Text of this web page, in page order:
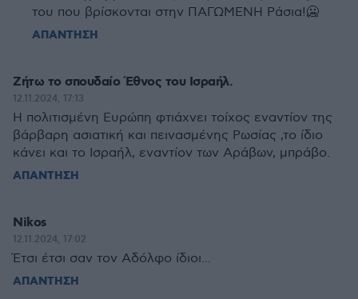
του που βρίσκονται στην ΠΑΓΩΜΕΝΗ Ράσια!🥶
ΑΠΑΝΤΗΣΗ
Ζήτω το σπουδαίο Έθνος του Ισραήλ.
12.11.2024, 17:13
Η πολιτισμένη Ευρώπη φτιάχνει τοίχος εναντίον της
βάρβαρη ασιατική και πεινασμένης Ρωσίας ,το ίδιο
κάνει και το Ισραήλ, εναντίον των Αράβων, μπράβο.
ΑΠΑΝΤΗΣΗ
Nikos
12.11.2024, 17:02
Έτσι έτσι σαν τον Αδόλφο ίδιοι...
ΑΠΑΝΤΗΣΗ